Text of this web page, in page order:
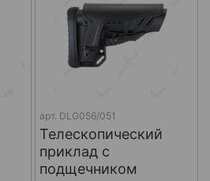
арт. DLG056/051
Телескопический
приклад с
подщечником